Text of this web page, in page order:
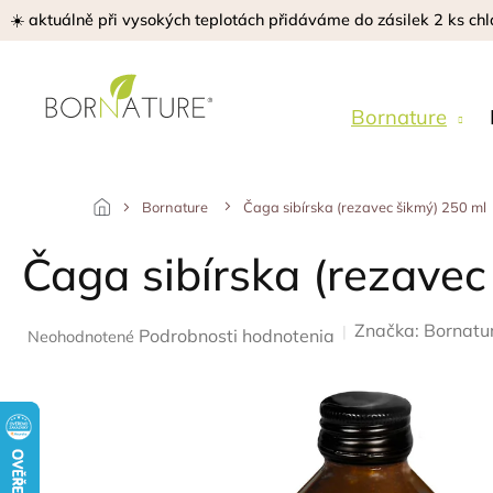
Prejsť
na
☀️ aktuálně při vysokých teplotách přidáváme do zásilek 2 ks
Bornature
Bornature Čaga sibírska (rezavec šikmý) 250 ml
Čaga sibírska
Priemerné
je
0,0
z
5
Neohodnotené Podrobnosti hodnotenia Značka: